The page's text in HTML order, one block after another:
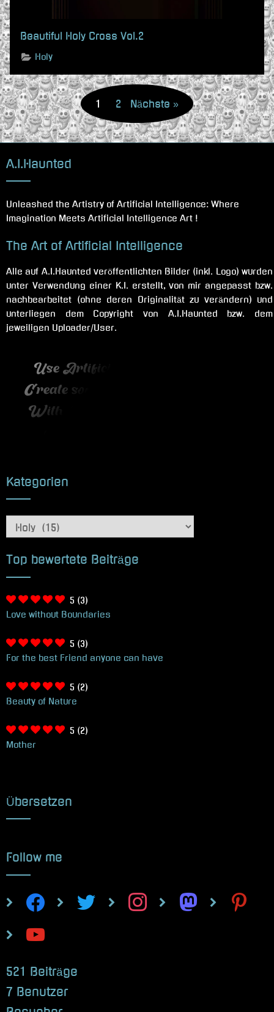
Beautiful Holy Cross Vol.2
Holy
Seitennummerierung
der
Beiträge
1 2 Nächste
A.I.Haunted
Unleashed the Artistry of Artificial Intelligence: Where
Imagination Meets Artificial Intelligence Art !
The Art of Artificial Intelligence
Alle auf A.I.Haunted veröffentlichten Bilder (inkl. Logo) wurden
unter Verwendung einer K.I. erstellt, von mir angepasst bzw.
nachbearbeitet (ohne deren Originalität zu verändern) und
unterliegen dem Copyright von A.I.Haunted bzw. dem
jeweiligen Uploader/User.
Use Artificial Intelligence wisely !
Create something useful or stunning.
With A.I. you can create beautiful,
Kategorien
Kategorien
Top bewertete Beiträge
5 (3)
Love without Boundaries
5 (3)
For the best Friend anyone can have
5 (2)
Beauty of Nature
5 (2)
Mother
Übersetzen
Follow me
facebook twitter instagram mastodon pinterest
youtube
521 Beiträge
7 Benutzer